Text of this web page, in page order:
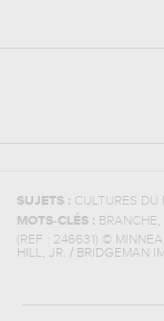
SUJETS : CULTURES DU
MOTS-CLÉS : BRANCHE,
(REF : 246631 ) ©
HILL, JR. / BRIDGEMAN